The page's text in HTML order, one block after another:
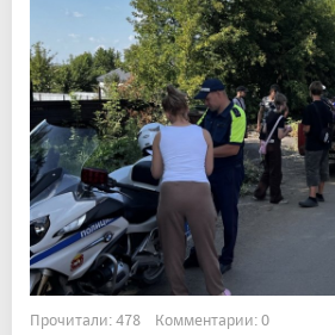
Прочитали: 478 Комментарии: 0